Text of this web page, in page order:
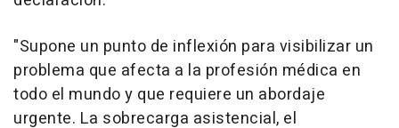
"Supone un punto de inflexión para visibilizar un
problema que afecta a la profesión médica en
todo el mundo y que requiere un abordaje
urgente. La sobrecarga asistencial, el